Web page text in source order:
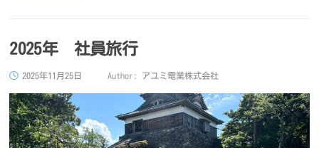
2025年 社員旅行
2025年11月25日 Author: アユミ電業株式会社